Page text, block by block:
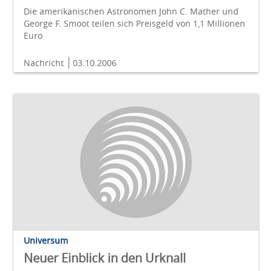
Die amerikanischen Astronomen John C. Mather und
George F. Smoot teilen sich Preisgeld von 1,1 Millionen
Euro
Nachricht 03.10.2006
Universum
Neuer Einblick in den Urknall